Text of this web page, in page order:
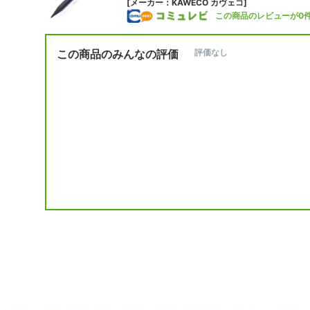
[メーカー：KAWECO カヴェコ]
この商品のレビューが0
この商品のみんなの評価 評価なし